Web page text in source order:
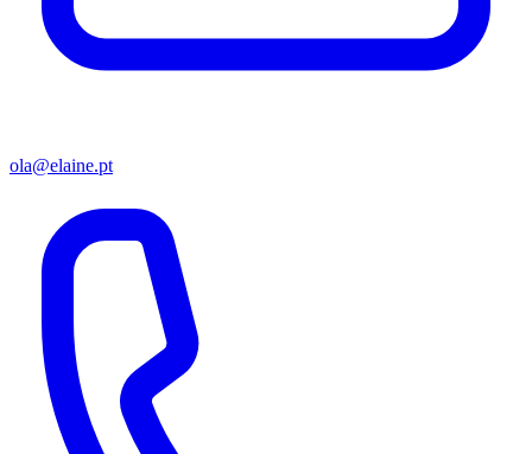
ola@elaine.pt